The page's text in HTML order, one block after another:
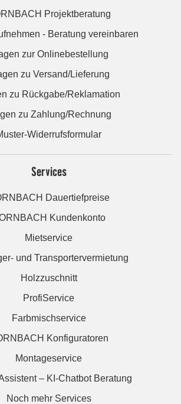
Projektberatung
- Beratung vereinbaren
zur Onlinebestellung
zu Versand/Lieferung
zu Rückgabe/Reklamation
zu Zahlung/Rechnung
Widerrufsformular
Services
Dauertiefpreise
Kundenkonto
Mietservice
und Transportervermietung
Holzzuschnitt
ProfiService
Farbmischservice
Konfiguratoren
Montageservice
– KI-Chatbot Beratung
Noch mehr Services